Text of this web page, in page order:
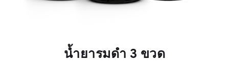
น้ำยารมดำ 3 ขวด